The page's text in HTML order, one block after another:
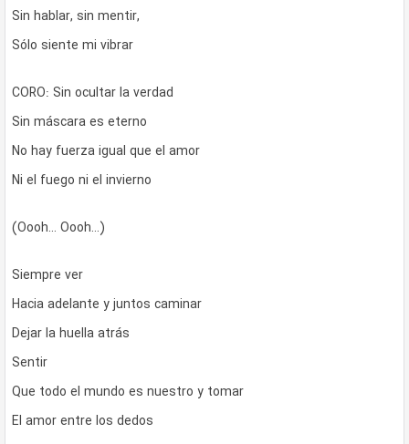
Sin hablar, sin mentir,
Sólo siente mi vibrar
CORO: Sin ocultar la verdad
Sin máscara es eterno
No hay fuerza igual que el amor
Ni el fuego ni el invierno
(Oooh… Oooh…)
Siempre ver
Hacia adelante y juntos caminar
Dejar la huella atrás
Sentir
Que todo el mundo es nuestro y tomar
El amor entre los dedos